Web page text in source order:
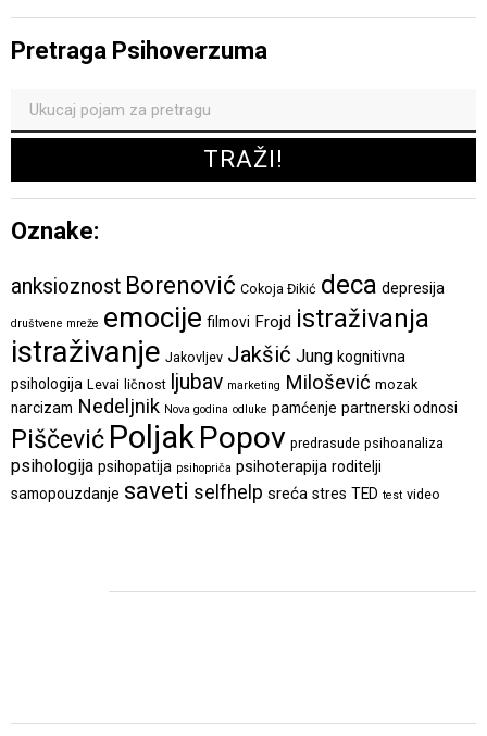
Pretraga Psihoverzuma
Oznake:
anksioznost Borenović Cokoja Đikić deca depresija
društvene mreže emocije filmovi Frojd istraživanja
istraživanje Jakovljev Jakšić Jung kognitivna
psihologija Levai ličnost ljubav marketing Milošević mozak
narcizam Nedeljnik Nova godina odluke pamćenje partnerski odnosi
Piščević PoljakPopov predrasude psihoanaliza
psihologija psihopatija psihopriča psihoterapija roditelji
samopouzdanje saveti selfhelp sreća stres TED test video